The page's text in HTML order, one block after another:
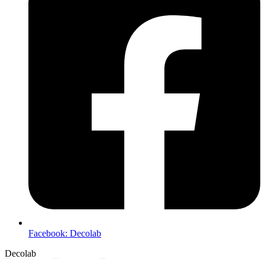
Facebook: Decolab
Decolab